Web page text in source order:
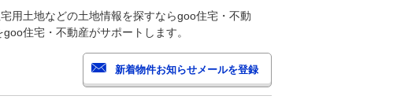
用土地などの土地情報を探すならgoo住宅・不動
住宅・不動産がサポートします。